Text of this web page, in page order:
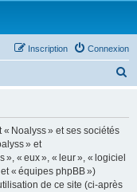
Connexion
Inscription
Noalyss » et ses sociétés
» et
« eux », « leur », « logiciel
« équipes phpBB »)
de ce site (ci-après